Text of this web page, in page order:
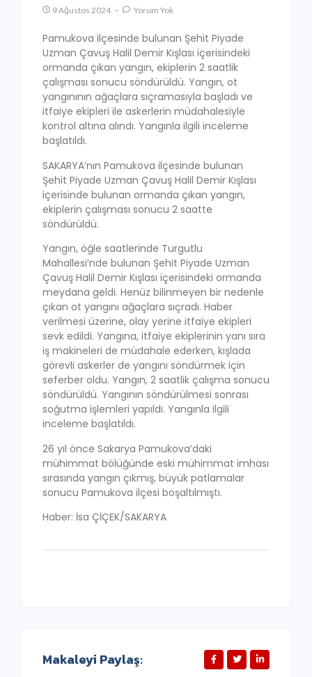
9 Ağustos 2024 Yorum Yok
Pamukova ilçesinde bulunan Şehit Piyade
Uzman Çavuş Halil Demir Kışlası içerisindeki
ormanda çıkan yangın, ekiplerin 2 saatlik
çalışması sonucu söndürüldü. Yangın, ot
yangınının ağaçlara sıçramasıyla başladı ve
itfaiye ekipleri ile askerlerin müdahalesiyle
kontrol altına alındı. Yangınla ilgili inceleme
başlatıldı.
SAKARYA’nın Pamukova ilçesinde bulunan
Şehit Piyade Uzman Çavuş Halil Demir Kışlası
içerisinde bulunan ormanda çıkan yangın,
ekiplerin çalışması sonucu 2 saatte
söndürüldü.
Yangın, öğle saatlerinde Turgutlu
Mahallesi’nde bulunan Şehit Piyade Uzman
Çavuş Halil Demir Kışlası içerisindeki ormanda
meydana geldi. Henüz bilinmeyen bir nedenle
çıkan ot yangını ağaçlara sıçradı. Haber
verilmesi üzerine, olay yerine itfaiye ekipleri
sevk edildi. Yangına, itfaiye ekiplerinin yanı sıra
iş makineleri de müdahale ederken, kışlada
görevli askerler de yangını söndürmek için
seferber oldu. Yangın, 2 saatlik çalışma sonucu
söndürüldü. Yangının söndürülmesi sonrası
soğutma işlemleri yapıldı. Yangınla ilgili
inceleme başlatıldı.
26 yıl önce Sakarya Pamukova’daki
mühimmat bölüğünde eski mühimmat imhası
sırasında yangın çıkmış, büyük patlamalar
sonucu Pamukova ilçesi boşaltılmıştı.
Haber: İsa ÇİÇEK/SAKARYA
Makaleyi Paylaş: